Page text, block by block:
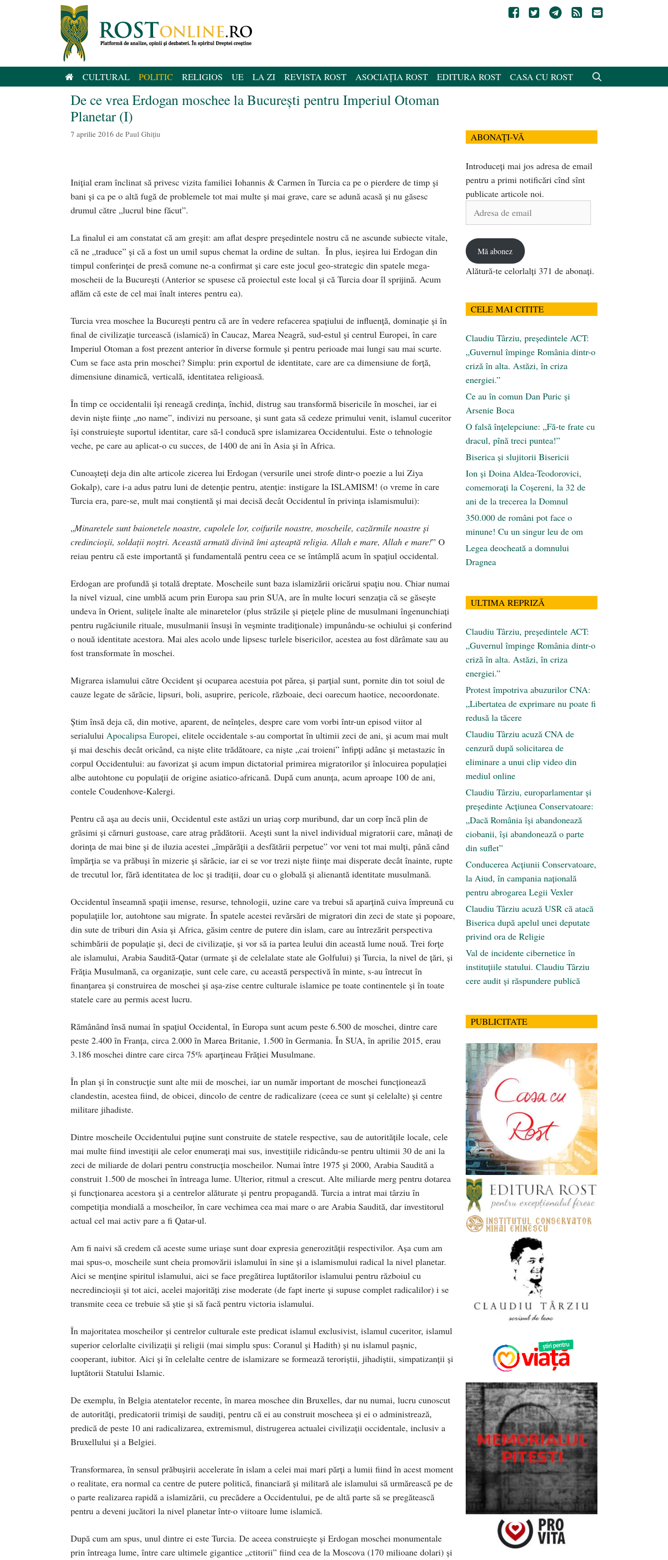
CULTURAL POLITIC RELIGIOS UE LA ZI REVISTA ROST ASOCIAȚIA ROST EDITURA ROST CASA CU ROST
De ce vrea Erdogan moschee la Bucureşti pentru Imperiul Otoman
Planetar (I)
7 aprilie 2016 de Paul Ghițiu
Iniţial eram înclinat să privesc vizita familiei Iohannis & Carmen în Turcia ca pe o pierdere de timp şi
bani și ca pe o altă fugă de problemele tot mai multe și mai grave, care se adună acasă și nu găsesc
drumul către „lucrul bine făcut”.
La finalul ei am constatat că am greşit: am aflat despre preşedintele nostru că ne ascunde subiecte vitale,
că ne „traduce” şi că a fost un umil supus chemat la ordine de sultan. În plus, ieşirea lui Erdogan din
timpul conferinţei de presă comune ne-a confirmat şi care este jocul geo-strategic din spatele mega-
moscheii de la Bucureşti (Anterior se spusese că proiectul este local şi că Turcia doar îl sprijină. Acum
aflăm că este de cel mai înalt interes pentru ea).
Turcia vrea moschee la Bucureşti pentru că are în vedere refacerea spaţiului de influenţă, dominaţie şi în
final de civilizaţie turcească (islamică) în Caucaz, Marea Neagră, sud-estul şi centrul Europei, în care
Imperiul Otoman a fost prezent anterior în diverse formule şi pentru perioade mai lungi sau mai scurte.
Cum se face asta prin moschei? Simplu: prin exportul de identitate, care are ca dimensiune de forţă,
dimensiune dinamică, verticală, identitatea religioasă.
În timp ce occidentalii îşi reneagă credinţa, închid, distrug sau transformă bisericile în moschei, iar ei
devin nişte fiinţe „no name”, indivizi nu persoane, şi sunt gata să cedeze primului venit, islamul cuceritor
îşi construieşte suportul identitar, care să-l conducă spre islamizarea Occidentului. Este o tehnologie
veche, pe care au aplicat-o cu succes, de 1400 de ani în Asia şi în Africa.
Cunoaşteţi deja din alte articole zicerea lui Erdogan (versurile unei strofe dintr-o poezie a lui Ziya
Gokalp), care i-a adus patru luni de detenţie pentru, atenţie: instigare la ISLAMISM! (o vreme în care
Turcia era, pare-se, mult mai conştientă şi mai decisă decât Occidentul în privinţa islamismului):
„Minaretele sunt baionetele noastre, cupolele lor, coifurile noastre, moscheile, cazărmile noastre și
credincioșii, soldații noștri. Această armată divină îmi aşteaptă religia. Allah e mare, Allah e mare!” O
reiau pentru că este importantă şi fundamentală pentru ceea ce se întâmplă acum în spaţiul occidental.
Erdogan are profundă şi totală dreptate. Moscheile sunt baza islamizării oricărui spaţiu nou. Chiar numai
la nivel vizual, cine umblă acum prin Europa sau prin SUA, are în multe locuri senzaţia că se găseşte
undeva în Orient, suliţele înalte ale minaretelor (plus străzile şi pieţele pline de musulmani îngenunchiaţi
pentru rugăciunile rituale, musulmanii însuşi în veşminte tradiţionale) impunându-se ochiului şi conferind
o nouă identitate acestora. Mai ales acolo unde lipsesc turlele bisericilor, acestea au fost dărâmate sau au
fost transformate în moschei.
Migrarea islamului către Occident şi ocuparea acestuia pot părea, şi parţial sunt, pornite din tot soiul de
cauze legate de sărăcie, lipsuri, boli, asuprire, pericole, războaie, deci oarecum haotice, necoordonate.
Ştim însă deja că, din motive, aparent, de neînţeles, despre care vom vorbi într-un episod viitor al
serialului Apocalipsa Europei, elitele occidentale s-au comportat în ultimii zeci de ani, şi acum mai mult
şi mai deschis decât oricând, ca nişte elite trădătoare, ca nişte „cai troieni” înfipţi adânc şi metastazic în
corpul Occidentului: au favorizat şi acum impun dictatorial primirea migratorilor şi înlocuirea populaţiei
albe autohtone cu populaţii de origine asiatico-africană. După cum anunţa, acum aproape 100 de ani,
contele Coudenhove-Kalergi.
Pentru că aşa au decis unii, Occidentul este astăzi un uriaş corp muribund, dar un corp încă plin de
grăsimi şi cărnuri gustoase, care atrag prădătorii. Aceşti sunt la nivel individual migratorii care, mânaţi de
dorinţa de mai bine şi de iluzia acestei „împărăţii a desfătării perpetue” vor veni tot mai mulţi, până când
împărţia se va prăbuşi în mizerie şi sărăcie, iar ei se vor trezi nişte fiinţe mai disperate decât înainte, rupte
de trecutul lor, fără identitatea de loc şi tradiţii, doar cu o globală şi alienantă identitate musulmană.
Occidentul înseamnă spaţii imense, resurse, tehnologii, uzine care va trebui să aparţină cuiva împreună cu
populaţiile lor, autohtone sau migrate. În spatele acestei revărsări de migratori din zeci de state şi popoare,
din sute de triburi din Asia şi Africa, găsim centre de putere din islam, care au întrezărit perspectiva
schimbării de populaţie şi, deci de civilizaţie, şi vor să ia partea leului din această lume nouă. Trei forţe
ale islamului, Arabia Saudită-Qatar (urmate şi de celelalate state ale Golfului) şi Turcia, la nivel de ţări, şi
Frăţia Musulmană, ca organizaţie, sunt cele care, cu această perspectivă în minte, s-au întrecut în
finanţarea şi construirea de moschei şi aşa-zise centre culturale islamice pe toate continentele şi în toate
statele care au permis acest lucru.
Rămânând însă numai în spaţiul Occidental, în Europa sunt acum peste 6.500 de moschei, dintre care
peste 2.400 în Franţa, circa 2.000 în Marea Britanie, 1.500 în Germania. În SUA, în aprilie 2015, erau
3.186 moschei dintre care circa 75% aparţineau Frăţiei Musulmane.
În plan şi în construcţie sunt alte mii de moschei, iar un număr important de moschei funcţionează
clandestin, acestea fiind, de obicei, dincolo de centre de radicalizare (ceea ce sunt şi celelalte) şi centre
militare jihadiste.
Dintre moscheile Occidentului puţine sunt construite de statele respective, sau de autorităţile locale, cele
mai multe fiind investiţii ale celor enumeraţi mai sus, investiţiile ridicându-se pentru ultimii 30 de ani la
zeci de miliarde de dolari pentru construcţia moscheilor. Numai între 1975 şi 2000, Arabia Saudită a
construit 1.500 de moschei în întreaga lume. Ulterior, ritmul a crescut. Alte miliarde merg pentru dotarea
şi funcţionarea acestora şi a centrelor alăturate şi pentru propagandă. Turcia a intrat mai târziu în
competiţia mondială a moscheilor, în care vechimea cea mai mare o are Arabia Saudită, dar investitorul
actual cel mai activ pare a fi Qatar-ul.
Am fi naivi să credem că aceste sume uriaşe sunt doar expresia generozităţii respectivilor. Aşa cum am
mai spus-o, moscheile sunt cheia promovării islamului în sine şi a islamismului radical la nivel planetar.
Aici se menţine spiritul islamului, aici se face pregătirea luptătorilor islamului pentru războiul cu
necredincioşii şi tot aici, acelei majorităţi zise moderate (de fapt inerte şi supuse complet radicalilor) i se
transmite ceea ce trebuie să ştie şi să facă pentru victoria islamului.
În majoritatea moscheilor şi centrelor culturale este predicat islamul exclusivist, islamul cuceritor, islamul
superior celorlalte civilizaţii şi religii (mai simplu spus: Coranul şi Hadith) şi nu islamul paşnic,
cooperant, iubitor. Aici şi în celelalte centre de islamizare se formează teroriştii, jihadiştii, simpatizanţii şi
luptătorii Statului Islamic.
De exemplu, în Belgia atentatelor recente, în marea moschee din Bruxelles, dar nu numai, lucru cunoscut
de autorităţi, predicatorii trimişi de saudiţi, pentru că ei au construit moscheea şi ei o administrează,
predică de peste 10 ani radicalizarea, extremismul, distrugerea actualei civilizaţii occidentale, inclusiv a
Bruxellului şi a Belgiei.
Transformarea, în sensul prăbuşirii accelerate în islam a celei mai mari părţi a lumii fiind în acest moment
o realitate, era normal ca centre de putere politică, financiară şi militară ale islamului să urmărească pe de
o parte realizarea rapidă a islamizării, cu precădere a Occidentului, pe de altă parte să se pregătească
pentru a deveni jucători la nivel planetar într-o viitoare lume islamică.
După cum am spus, unul dintre ei este Turcia. De aceea construieşte şi Erdogan moschei monumentale
prin întreaga lume, între care ultimele gigantice „ctitorii” fiind cea de la Moscova (170 milioane dolari) şi
ABONAȚI-VĂ
Introduceți mai jos adresa de email
pentru a primi notificări cînd sînt
publicate articole noi.
Adresa
Mă abonez
Alătură-te celorlalți 371 de abonați.
CELE MAI CITITE
Claudiu Târziu, președintele ACT:
„Guvernul împinge România dintr-o
criză în alta. Astăzi, în criza
energiei.”
Ce au în comun Dan Puric şi
Arsenie Boca
O falsă înțelepciune: „Fă-te frate cu
dracul, pînă treci puntea!”
Biserica și slujitorii Bisericii
Ion și Doina Aldea-Teodorovici,
comemorați la Coșereni, la 32 de
ani de la trecerea la Domnul
350.000 de români pot face o
minune! Cu un singur leu de om
Legea deocheată a domnului
Dragnea
ULTIMA REPRIZĂ
Claudiu Târziu, președintele ACT:
„Guvernul împinge România dintr-o
criză în alta. Astăzi, în criza
energiei.”
Protest împotriva abuzurilor CNA:
„Libertatea de exprimare nu poate fi
redusă la tăcere
Claudiu Târziu acuză CNA de
cenzură după solicitarea de
eliminare a unui clip video din
mediul online
Claudiu Târziu, europarlamentar și
președinte Acțiunea Conservatoare:
„Dacă România își abandonează
ciobanii, își abandonează o parte
din suflet”
Conducerea Acțiunii Conservatoare,
la Aiud, în campania națională
pentru abrogarea Legii Vexler
Claudiu Târziu acuză USR că atacă
Biserica după apelul unei deputate
privind ora de Religie
Val de incidente cibernetice în
instituțiile statului. Claudiu Târziu
cere audit și răspundere publică
PUBLICITATE